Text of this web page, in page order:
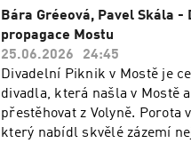
Stal se prvním žijícím
Christie´s a Sotheby´s do
století. V Mostě máme nyní
Oblastním muzeu a galerii v
20. 9. 2026. A milé dámy, i
které můj dnešní host
Bára Gréeová, Pavel Skála
propagace Mostu
25.06.2026
24:45
Divadelní Piknik v Mostě je
divadla, která našla v Mostě
přestěhovat z Volyně. Porota
který nabídl skvělé zázemí